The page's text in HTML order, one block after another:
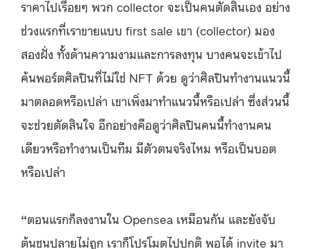
ราคาไปเรื่อยๆ พวก collector จะเป็นคนตัดสินเอง อย่าง
ช่วงแรกที่เราขายแบบ first sale เขา (collector) มอง
สองฝั่ง ทั้งด้านความงามและการลงทุน บางคนจะเข้าไป
ค้นพอร์ตศิลปินที่ไม่ใช่ NFT ด้วย ดูว่าศิลปินทำงานแนวนี้
มาตลอดหรือเปล่า เขาเพิ่งมาทำแนวนี้หรือเปล่า ซึ่งส่วนนี้
จะช่วยตัดสินใจ อีกอย่างคือดูว่าศิลปินคนนี้ทำงานคน
เดียวหรือทำงานเป็นทีม มีตัวตนจริงไหม หรือเป็นบอต
หรือเปล่า
“ตอนแรกก็ลงงานใน Opensea เหมือนกัน และยังจับ
ต้นชนปลายไม่ถูก เราก็โปรโมตไปปกติ พอได้ invite มา